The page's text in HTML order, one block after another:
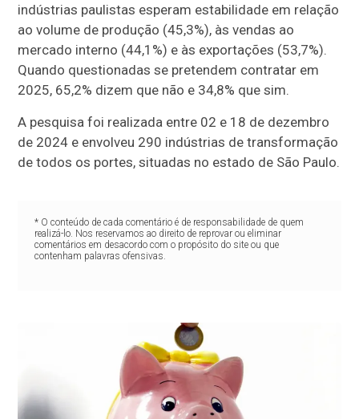
indústrias paulistas esperam estabilidade em relação
ao volume de produção (45,3%), às vendas ao
mercado interno (44,1%) e às exportações (53,7%).
Quando questionadas se pretendem contratar em
2025, 65,2% dizem que não e 34,8% que sim.
A pesquisa foi realizada entre 02 e 18 de dezembro
de 2024 e envolveu 290 indústrias de transformação
de todos os portes, situadas no estado de São Paulo.
* O conteúdo de cada comentário é de responsabilidade de quem
realizá-lo. Nos reservamos ao direito de reprovar ou eliminar
comentários em desacordo com o propósito do site ou que
contenham palavras ofensivas.